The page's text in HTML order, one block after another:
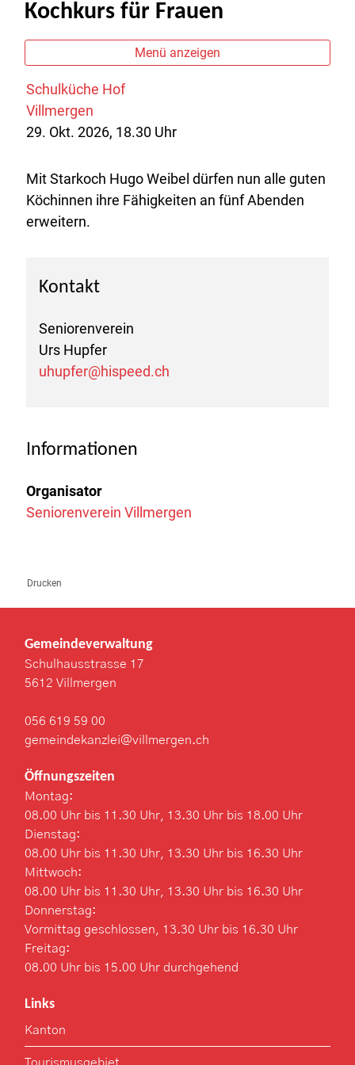
Kochkurs für Frauen
Menü anzeigen
Schulküche Hof
Villmergen
29. Okt. 2026, 18.30 Uhr
Mit Starkoch Hugo Weibel dürfen nun alle guten
Köchinnen ihre Fähigkeiten an fünf Abenden
erweitern.
Kontakt
Seniorenverein
Urs Hupfer
uhupfer@hispeed.ch
Informationen
Organisator
Seniorenverein Villmergen
Drucken
Gemeindeverwaltung
Schulhausstrasse 17
5612 Villmergen
056 619 59 00
gemeindekanzlei@villmergen.ch
Öffnungszeiten
Montag:
08.00 Uhr bis 11.30 Uhr, 13.30 Uhr bis 18.00 Uhr
Dienstag:
08.00 Uhr bis 11.30 Uhr, 13.30 Uhr bis 16.30 Uhr
Mittwoch:
08.00 Uhr bis 11.30 Uhr, 13.30 Uhr bis 16.30 Uhr
Donnerstag:
Vormittag geschlossen, 13.30 Uhr bis 16.30 Uhr
Freitag:
08.00 Uhr bis 15.00 Uhr durchgehend
Links
Kanton